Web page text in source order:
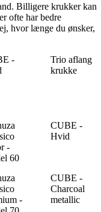
Billigere krukker kan
ofte har bedre
hvor længe du ønsker,
-
Trio aflang
krukke
-
60
CUBE -
Hvid
-
CUBE -
Charcoal
metallic